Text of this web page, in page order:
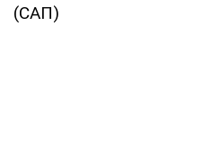
(САП)